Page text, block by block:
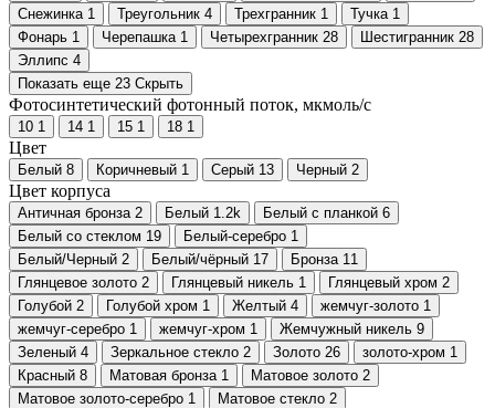
Снежинка 1 Треугольник 4 Трехгранник 1 Тучка 1
Фонарь 1 Черепашка 1 Четырехгранник 28 Шестигранник 28
Эллипс 4
Показать еще 23 Скрыть
Фотосинтетический фотонный поток, мкмоль/с
10 1 14 1 15 1 18 1
Цвет
Белый 8 Коричневый 1 Серый 13 Черный 2
Цвет корпуса
Античная бронза 2 Белый 1.2k Белый с планкой 6
Белый со стеклом 19 Белый-серебро 1
Белый/Черный 2 Белый/чёрный 17 Бронза 11
Глянцевое золото 2 Глянцевый никель 1 Глянцевый хром 2
Голубой 2 Голубой хром 1 Желтый 4 жемчуг-золото 1
жемчуг-серебро 1 жемчуг-хром 1 Жемчужный никель 9
Зеленый 4 Зеркальное стекло 2 Золото 26 золото-хром 1
Красный 8 Матовая бронза 1 Матовое золото 2
Матовое золото-серебро 1 Матовое стекло 2